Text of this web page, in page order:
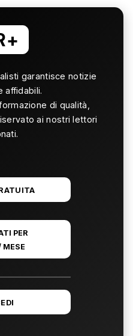
garantisce notizie
affidabili.
di qualità,
ai nostri lettori
PER
MESE